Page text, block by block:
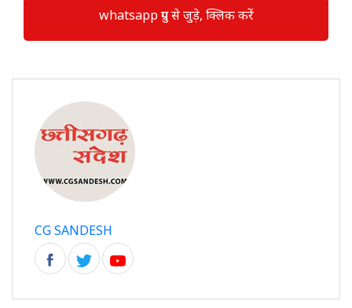
whatsapp ग्रुप से जुड़े, क्लिक करें
CG SANDESH